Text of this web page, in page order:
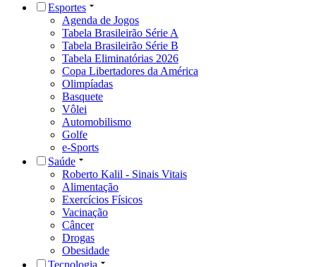
Esportes
Agenda de Jogos
Tabela Brasileirão Série A
Tabela Brasileirão Série B
Tabela Eliminatórias 2026
Copa Libertadores da América
Olimpíadas
Basquete
Vôlei
Automobilismo
Golfe
e-Sports
Saúde
Roberto Kalil - Sinais Vitais
Alimentação
Exercícios Físicos
Vacinação
Câncer
Drogas
Obesidade
Tecnologia